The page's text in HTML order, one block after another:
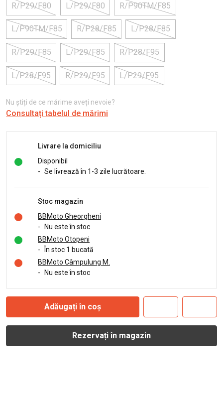
R/P29/F80 L/P29/F80 R/P90TM/F85
L/P90TM/F85 R/P28/F85 L/P28/F85
R/P29/F85 L/P29/F85 R/P28/F95
L/P28/F95 R/P29/F95 L/P29/F95
Nu știți de ce mărime aveți nevoie?
Consultați tabelul de mărimi
Livrare la domiciliu
Disponibil
- Se livrează în 1-3 zile lucrătoare.
Stoc magazin
BBMoto Gheorgheni
-
Nu este în stoc
BBMoto Otopeni
-
În stoc 1 bucată
BBMoto Câmpulung M.
-
Nu este în stoc
Adăugați în coș
Rezervați în magazin